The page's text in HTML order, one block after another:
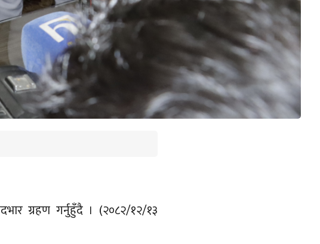
ग्रहण गर्नुहुँदै । (२०८२/१२/१३